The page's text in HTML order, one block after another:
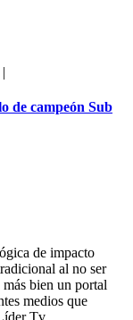
|
de campeón Sub
de impacto
al no ser
bien un portal
medios que